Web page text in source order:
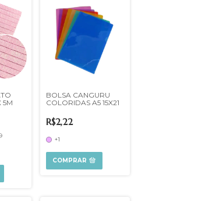
5M
BOLSA CANGURU
COLORIDAS A5 15X21
R$2,22
+1
COMPRAR